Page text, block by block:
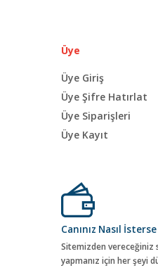
Üye
Üye Giriş
Üye Şifre Hatırlat
Üye Siparişleri
Üye Kayıt
Canınız Nasıl
Sitemizden vereceğiniz
yapmanız için her şeyi